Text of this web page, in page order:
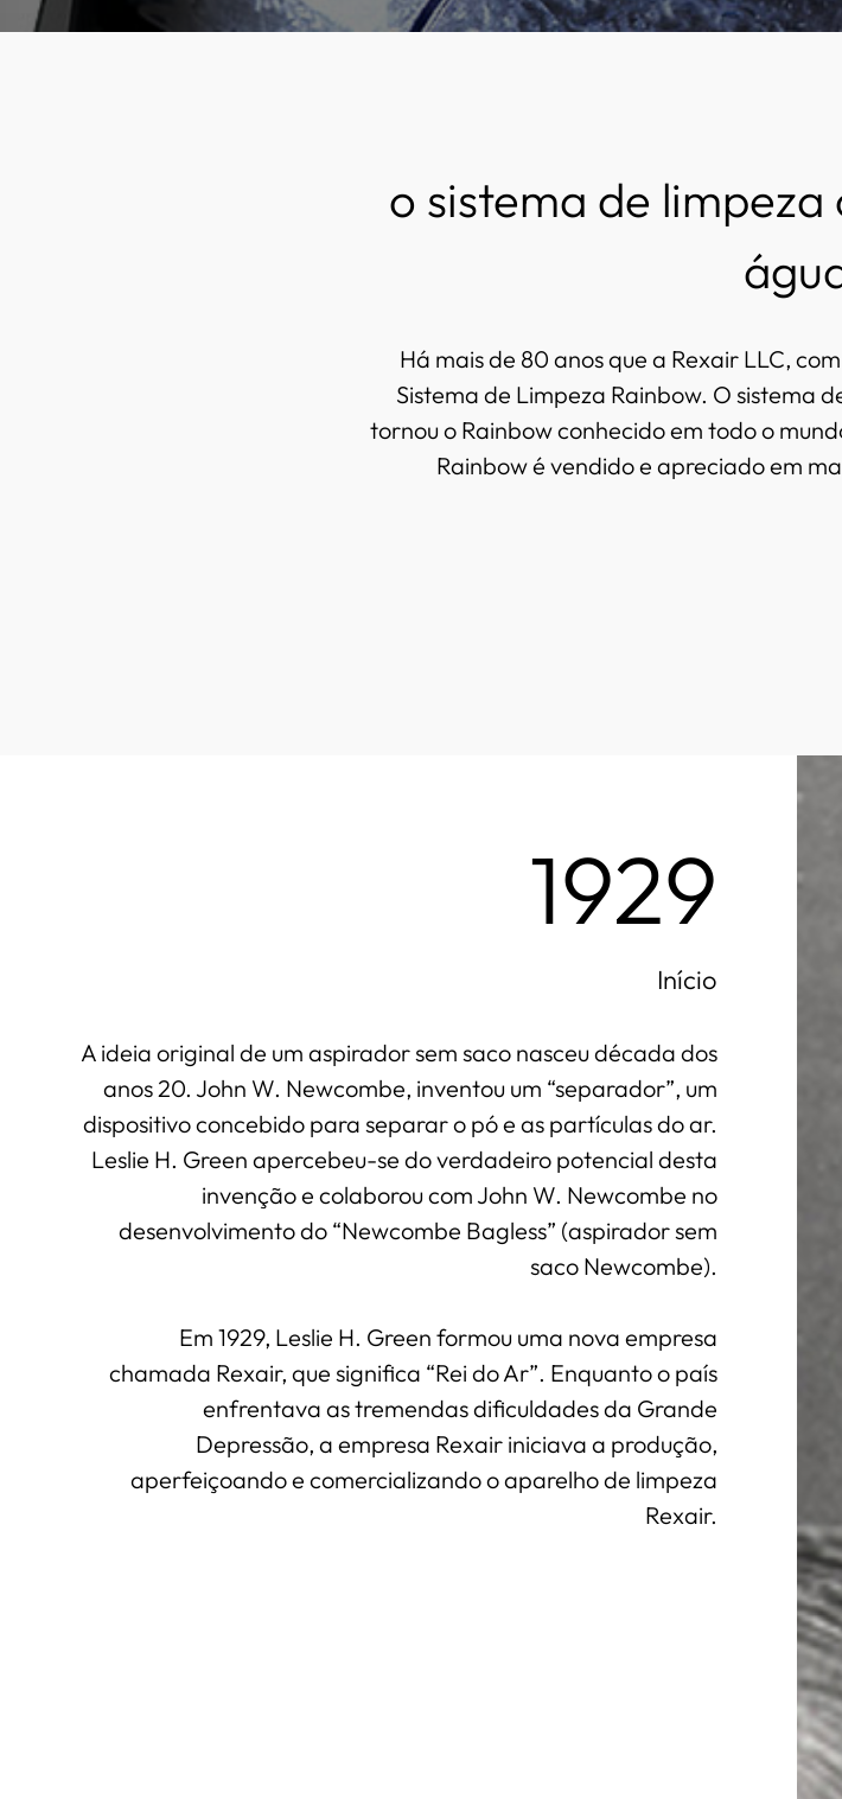
o sistema de
Há mais de 80 anos que a Rexair LLC,
Sistema de Limpeza Rainbow. O sistema
tornou o Rainbow conhecido em todo o
Rainbow é vendido e apreciado em
1929
Início
A ideia original de um aspirador sem saco nasceu década dos
anos 20. John W. Newcombe, inventou um “separador”, um
dispositivo concebido para separar o pó e as partículas do ar.
Leslie H. Green apercebeu-se do verdadeiro potencial desta
invenção e colaborou com John W. Newcombe no
desenvolvimento do “Newcombe Bagless” (aspirador sem
saco Newcombe).
Em 1929, Leslie H. Green formou uma nova empresa
chamada Rexair, que significa “Rei do Ar”. Enquanto o país
enfrentava as tremendas dificuldades da Grande
Depressão, a empresa Rexair iniciava a produção,
aperfeiçoando e comercializando o aparelho de limpeza
Rexair.